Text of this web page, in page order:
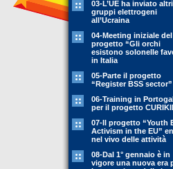
03-L’UE ha inviato
gruppi elettrogeni
all’Ucraina
04-Meeting iniziale del
progetto “Gli orchi
esistono solonelle
in Italia
05-Parte il progetto
“Register BSS sector”
06-Training in
per il progetto
07-Il progetto “Youth
Activism in the EU”
nel vivo delle attività
08-Dal 1° gennaio è in
vigore una nuova era